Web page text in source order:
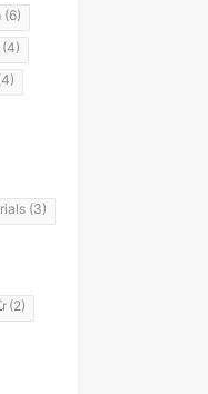
(6)
(3)
(2)